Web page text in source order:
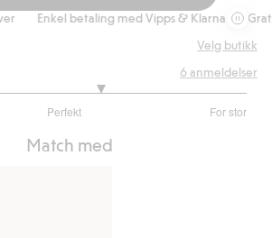
Enkel betaling med Vipps & Klarna
Gratis
Velg butikk
Perfekt For stor
6 anmeldelser
Match med